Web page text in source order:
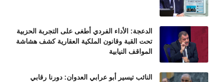
الدعجة: الأداء الفردي أطغى على التجربة الحزبية
تحت القبة وقانون الملكية العقارية كشف هشاشة
المواقف النيابية
النائب تيسير أبو عرابي العدوان: دورنا رقابي